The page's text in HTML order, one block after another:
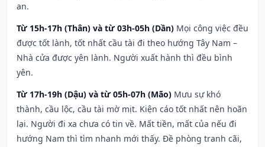
an.
Từ 15h-17h (Thân) và từ 03h-05h (Dần) Mọi công việc đều
được tốt lành, tốt nhất cầu tài đi theo hướng Tây Nam –
Nhà cửa được yên lành. Người xuất hành thì đều bình
yên.
Từ 17h-19h (Dậu) và từ 05h-07h (Mão) Mưu sự khó
thành, cầu lộc, cầu tài mờ mịt. Kiện cáo tốt nhất nên hoãn
lại. Người đi xa chưa có tin về. Mất tiền, mất của nếu đi
hướng Nam thì tìm nhanh mới thấy. Đề phòng tranh cãi,